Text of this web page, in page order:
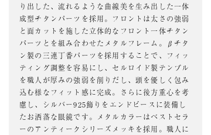
り出した、流れるような曲線美を生み出した一体
成型チタンパーツを採用。フロントは太さの強弱
と面カットを施した立体的なフロント一体チタン
パーツとを組み合わせたメタルフレーム。βチタ
ン製の三連丁番パーツを採用することで、フィッ
ティング調整を容易にし、セルロイド製テンプル
を職人が厚みの強弱を削りだし、頭を優しく包み
込む様なフィット感に完成。さらに後方重心を考
慮し、シルバー925飾りをエンドピースに装備し
たお洒落な眼鏡です。メタルカラーはベストセラ
ーのアンティークシリーズメッキを採用。職人に